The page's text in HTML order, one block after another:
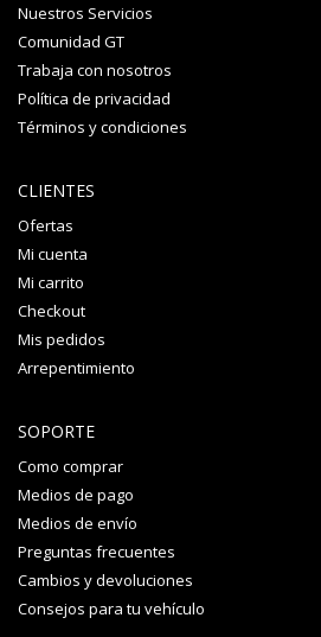
Nuestros Servicios
Comunidad GT
Trabaja con nosotros
Política de privacidad
Términos y condiciones
CLIENTES
Ofertas
Mi cuenta
Mi carrito
Checkout
Mis pedidos
Arrepentimiento
SOPORTE
Como comprar
Medios de pago
Medios de envío
Preguntas frecuentes
Cambios y devoluciones
Consejos para tu vehículo